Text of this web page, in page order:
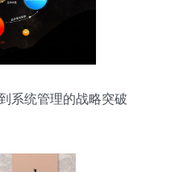
系统管理的战略突破